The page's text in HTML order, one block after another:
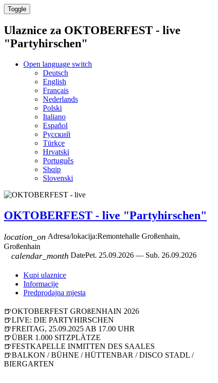
Toggle
Ulaznice za OKTOBERFEST - live
"Partyhirschen"
Open language switch
Deutsch
English
Français
Nederlands
Polski
Italiano
Español
Русский
Türkçe
Hrvatski
Português
Shqip
Slovenski
OKTOBERFEST - live "Partyhirschen"
location_on Adresa/lokacija:Remontehalle Großenhain,
Großenhain
calendar_month DatePet. 25.09.2026 — Sub. 26.09.2026
Kupi ulaznice
Informacije
Predprodajna mjesta
🍺OKTOBERFEST GROßENHAIN 2026
🍺LIVE: DIE PARTYHIRSCHEN
🍺FREITAG, 25.09.2025 AB 17.00 UHR
🍺ÜBER 1.000 SITZPLÄTZE
🍺FESTKAPELLE INMITTEN DES SAALES
🍺BALKON / BÜHNE / HÜTTENBAR / DISCO STADL /
BIERGARTEN